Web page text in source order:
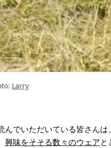
Larry
んでいただいている皆さん
興味をそそる数々のウェアと